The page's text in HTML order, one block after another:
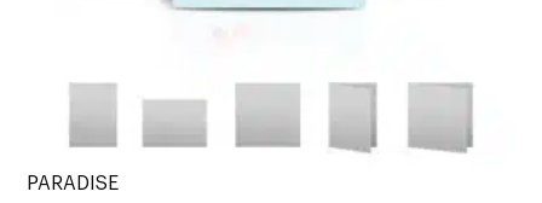
PARADISE